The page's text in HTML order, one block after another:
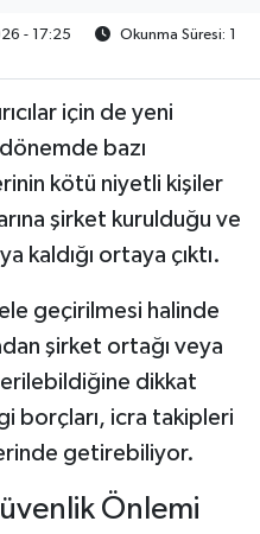
- 17:25
Okunma Süresi: 1
için de yeni
bazı
kötü niyetli kişiler
şirket kurulduğu ve
kaldığı ortaya çıktı.
geçirilmesi halinde
şirket ortağı veya
dikkat
borçları, icra takipleri
getirebiliyor.
Önlemi